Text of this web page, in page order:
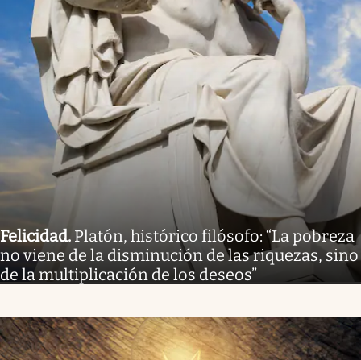
Felicidad. Platón, histórico filósofo: “La pobreza
no viene de la disminución de las riquezas, sino
de la multiplicación de los deseos”